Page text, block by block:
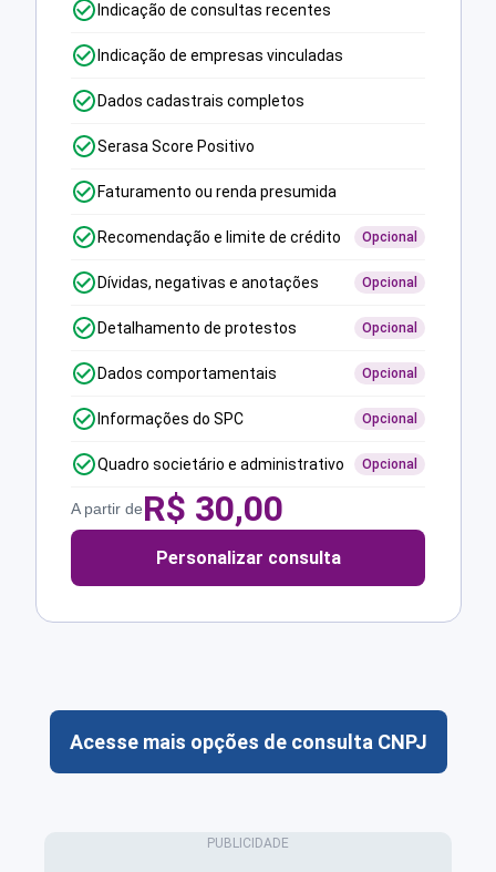
Indicação de consultas recentes
Indicação de empresas vinculadas
Dados cadastrais completos
Serasa Score Positivo
Faturamento ou renda presumida
Recomendação e limite de crédito Opcional
Dívidas, negativas e anotações Opcional
Detalhamento de protestos Opcional
Dados comportamentais Opcional
Informações do SPC Opcional
Quadro societário e administrativo Opcional
A partir deR$ 30,00
Personalizar consulta
Acesse mais opções de consulta CNPJ